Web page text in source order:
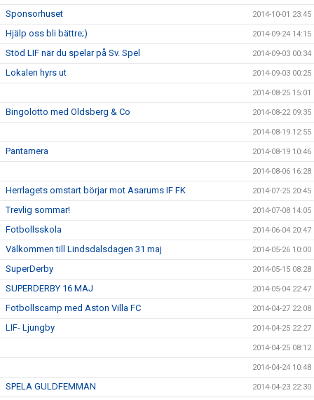
Sponsorhuset 2014-10-01 23:45
Hjälp oss bli bättre;) 2014-09-24 14:15
Stöd LIF när du spelar på Sv. Spel 2014-09-03 00:34
Lokalen hyrs ut 2014-09-03 00:25
2014-08-25 15:01
Bingolotto med Oldsberg & Co 2014-08-22 09:35
2014-08-19 12:55
Pantamera 2014-08-19 10:46
2014-08-06 16:28
Herrlagets omstart börjar mot Asarums IF FK 2014-07-25 20:45
Trevlig sommar! 2014-07-08 14:05
Fotbollsskola 2014-06-04 20:47
Välkommen till Lindsdalsdagen 31 maj 2014-05-26 10:00
SuperDerby 2014-05-15 08:28
SUPERDERBY 16 MAJ 2014-05-04 22:47
Fotbollscamp med Aston Villa FC 2014-04-27 22:08
LIF- Ljungby 2014-04-25 22:27
2014-04-25 08:12
2014-04-24 10:48
SPELA GULDFEMMAN 2014-04-23 22:30